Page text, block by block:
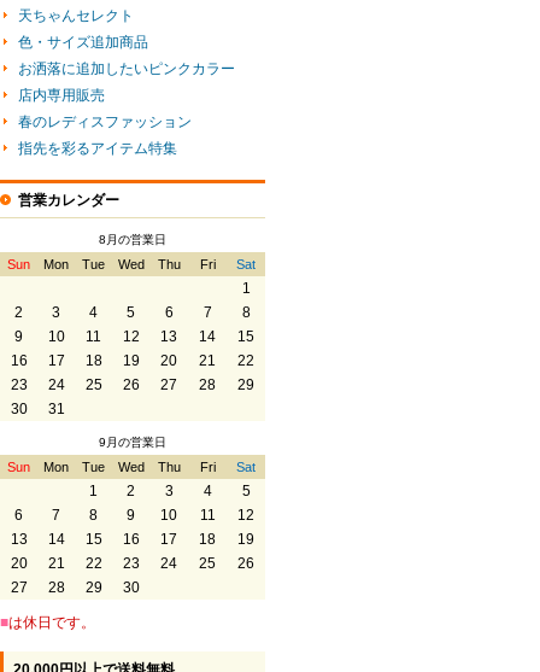
天ちゃんセレクト
色・サイズ追加商品
お洒落に追加したいピンクカラー
店内専用販売
春のレディスファッション
指先を彩るアイテム特集
営業カレンダー
8月の営業日
Sun Mon Tue Wed Thu Fri Sat
1
2
3 4 5 6 7
8
9
10 11 12 13 14
15
16
17 18 19 20 21
22
23
24 25 26 27 28
29
30
31
9月の営業日
Sun Mon Tue Wed Thu Fri Sat
1 2 3 4
5
6
7 8 9 10 11
12
13
14 15 16 17 18
19
20
21 22 23 24 25
26
27
28 29 30
■は休日です。